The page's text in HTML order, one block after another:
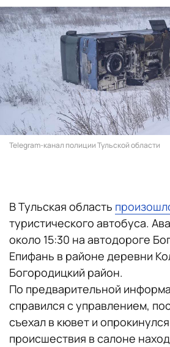
Telegram-канал полиции Тульской области
В Тульская область
туристического автобуса.
около 15:30 на автодороге
Епифань в районе деревни
Богородицкий район.
По предварительной
справился с управлением,
съехал в кювет и
происшествия в салоне